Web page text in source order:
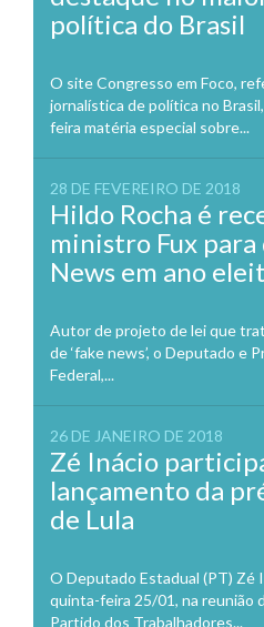
política do Brasil
O site Congresso em Foco,
jornalística de política no
feira matéria especial sobre...
28 DE FEVEREIRO DE 2018
Hildo Rocha é
ministro Fux
News em ano
Autor de projeto de lei que
de ‘fake news’, o Deputado e
Federal,...
26 DE JANEIRO DE 2018
Zé Inácio
lançamento da
de Lula
O Deputado Estadual (PT) Zé
quinta-feira 25/01, na reunião
Partido dos Trabalhadores...